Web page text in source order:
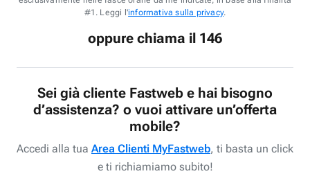
#1. Leggi l'informativa sulla privacy.
oppure chiama il 146
Sei già cliente Fastweb e hai bisogno
d’assistenza? o vuoi attivare un’offerta
mobile?
Accedi alla tua Area Clienti MyFastweb, ti basta un click
e ti richiamiamo subito!